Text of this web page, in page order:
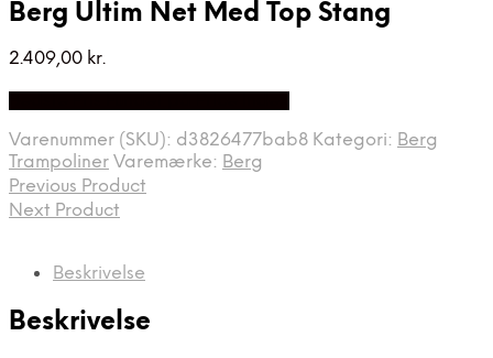
Berg Ultim Net Med Top Stang
2.409,00 kr.
Varenummer (SKU): d3826477bab8 Kategori: Berg
Trampoliner Varemærke: Berg
Previous Product
Next Product
Beskrivelse
Beskrivelse